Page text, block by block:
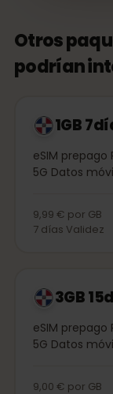
Otros
podrían
1GB
eSIM prepago
5G Datos
9,99 € por GB
7 días Validez
3GB
eSIM prepago
5G Datos
9,00 € por GB